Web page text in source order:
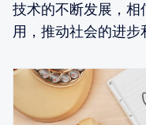
技术的不断发展，
用，推动社会的进步